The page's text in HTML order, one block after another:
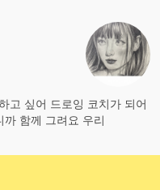
고 싶어 드로잉 코치가 되어
함께 그려요 우리